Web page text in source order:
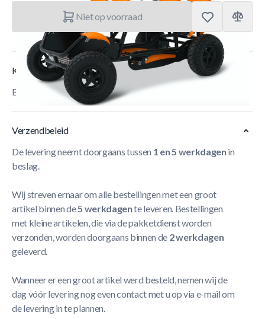
Niet op voorraad
Korte Beschrijving
Berg Gran Tour Off-RoadMeer Lezen
Verzendbeleid
De levering neemt doorgaans tussen 1 en 5 werkdagen in
beslag.
Wij streven ernaar om alle bestellingen met een groot
artikel binnen de5 werkdagente leveren. Bestellingen
met kleine artikelen, die via de pakketdienst worden
verzonden, worden doorgaans binnen de 2 werkdagen
geleverd.
Wanneer er een groot artikel werd besteld, nemen wij de
dag vóór levering nog even contact met u op via e-mail om
de levering in te plannen.